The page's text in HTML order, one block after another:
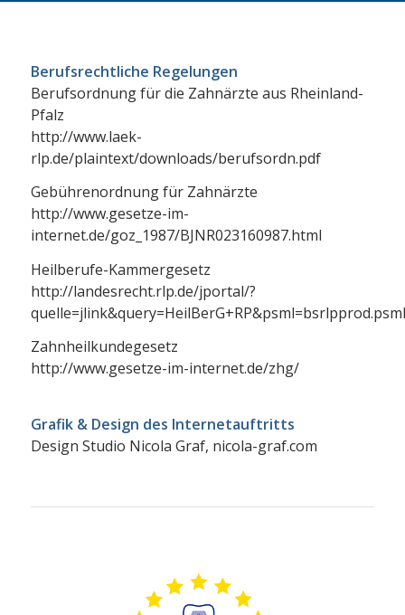
Berufsrechtliche Regelungen
Berufsordnung für die Zahnärzte aus Rheinland-
Pfalz
http://www.laek-
rlp.de/plaintext/downloads/berufsordn.pdf
Gebührenordnung für Zahnärzte
http://www.gesetze-im-
internet.de/goz_1987/BJNR023160987.html
Heilberufe-Kammergesetz
http://landesrecht.rlp.de/jportal/?
quelle=jlink&query=HeilBerG+RP&psml=bsrlpprod.psml
Zahnheilkundegesetz
http://www.gesetze-im-internet.de/zhg/
Grafik & Design des Internetauftritts
Design Studio Nicola Graf, nicola-graf.com